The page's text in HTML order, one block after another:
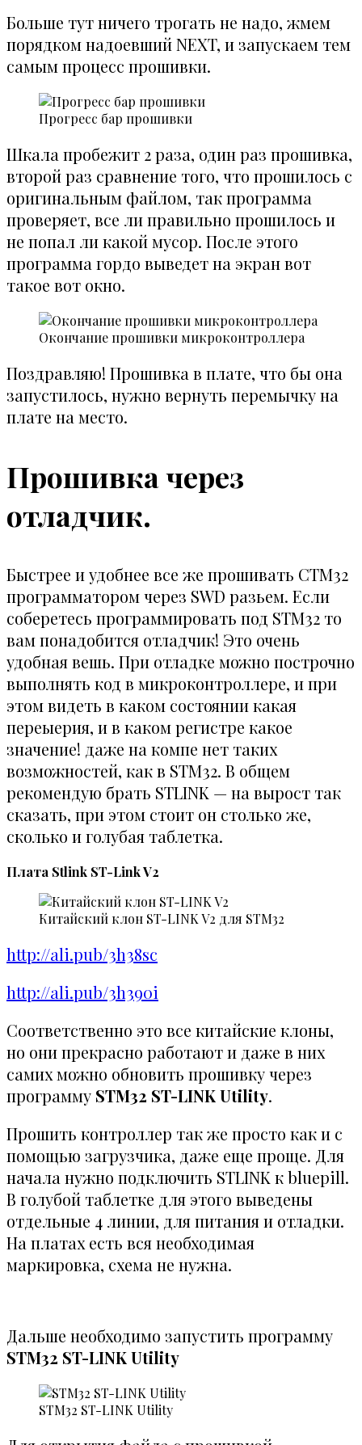
Больше тут ничего трогать не надо, жмем
порядком надоевший NEXT, и запускаем тем
самым процесс прошивки.
Прогресс бар прошивки
Шкала пробежит 2 раза, один раз прошивка,
второй раз сравнение того, что прошилось с
оригинальным файлом, так программа
проверяет, все ли правильно прошилось и
не попал ли какой мусор. После этого
программа гордо выведет на экран вот
такое вот окно.
Окончание прошивки микроконтроллера
Поздравляю! Прошивка в плате, что бы она
запустилось, нужно вернуть перемычку на
плате на место.
Прошивка через
отладчик.
Быстрее и удобнее все же прошивать СТМ32
программатором через SWD разьем. Если
соберетесь программировать под STM32 то
вам понадобится отладчик! Это очень
удобная вешь. При отладке можно построчно
выполнять код в микроконтроллере, и при
этом видеть в каком состоянии какая
переыерия, и в каком регистре какое
значение! даже на компе нет таких
возможностей, как в STM32. В общем
рекомендую брать STLINK — на вырост так
сказать, при этом стоит он столько же,
сколько и голубая таблетка.
Плата Stlink ST-Link V2
Китайский клон ST-LINK V2 для STM32
http://ali.pub/3h38sc
http://ali.pub/3h390i
Соответственно это все китайские клоны,
но они прекрасно работают и даже в них
самих можно обновить прошивку через
программу STM32 ST-LINK Utility.
Прошить контроллер так же просто как и с
помощью загрузчика, даже еще проще. Для
начала нужно подключить STLINK к bluepill.
В голубой таблетке для этого выведены
отдельные 4 линии, для питания и отладки.
На платах есть вся необходимая
маркировка, схема не нужна.
Дальше необходимо запустить программу
STM32 ST-LINK Utility
STM32 ST-LINK Utility